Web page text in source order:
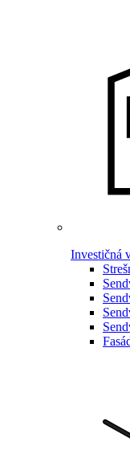
Investičná